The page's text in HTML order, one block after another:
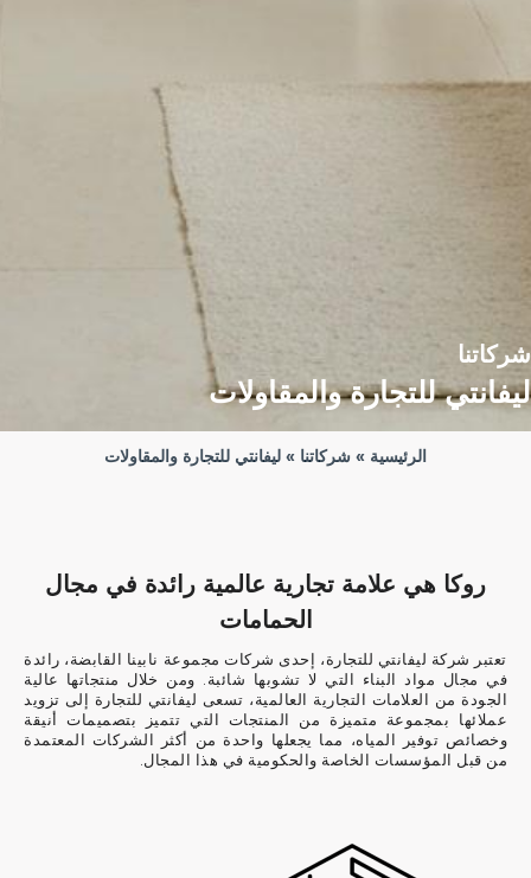
شركاتنا
ليفانتي للتجارة والمقاولات
الرئيسية » شركاتنا » ليفانتي للتجارة والمقاولات
روكا هي علامة تجارية عالمية رائدة في مجال
الحمامات
تعتبر شركة ليفانتي للتجارة، إحدى شركات مجموعة نابينا القابضة، رائدة
في مجال مواد البناء التي لا تشوبها شائبة. ومن خلال منتجاتها عالية
الجودة من العلامات التجارية العالمية، تسعى ليفانتي للتجارة إلى تزويد
عملائها بمجموعة متميزة من المنتجات التي تتميز بتصميمات أنيقة
وخصائص توفير المياه، مما يجعلها واحدة من أكثر الشركات المعتمدة
من قبل المؤسسات الخاصة والحكومية في هذا المجال.